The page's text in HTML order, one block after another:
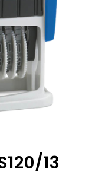
13